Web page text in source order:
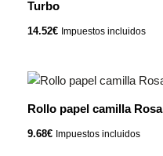
Turbo
14.52€ Impuestos incluidos
Rollo papel camilla Rosa
9.68€ Impuestos incluidos